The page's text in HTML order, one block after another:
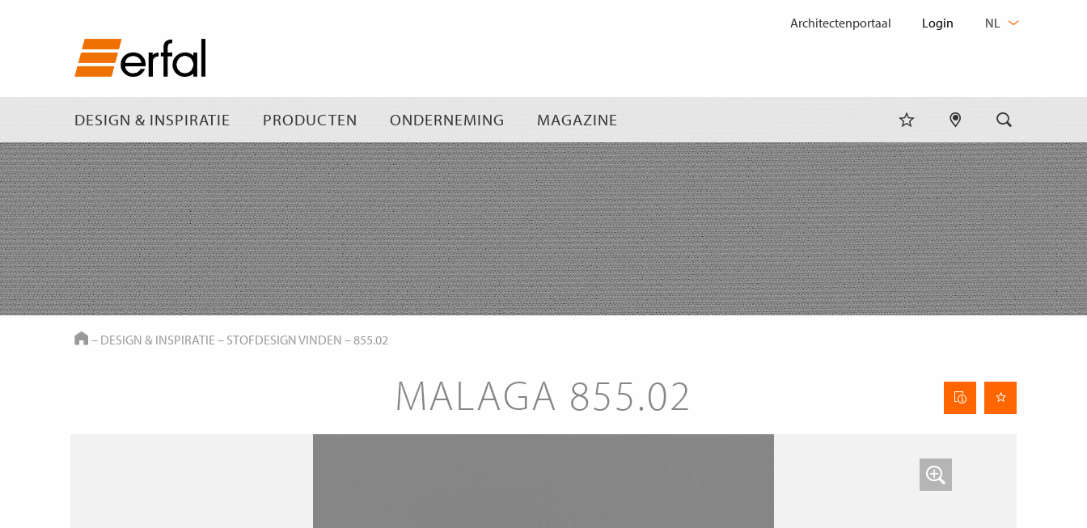
DESIGN & INSPIRATIE PRODUCTEN ONDERNEMING MAGAZINE
Architectenportaal
WIJZIGEN
NL
HOME
– DESIGN & INSPIRATIE– STOFDESIGN VINDEN –855.02
MALAGA 855.02 Stofinformatieblad